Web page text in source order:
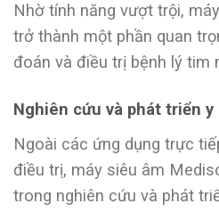
Nhờ tính năng vượt trội,
trở thành một phần quan
đoán và điều trị bệnh lý tim
Nghiên cứu và phát triển y
Ngoài các ứng dụng trực
điều trị, máy siêu âm
trong nghiên cứu và phát